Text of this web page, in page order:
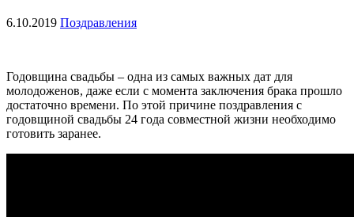
6.10.2019 Поздравления
Годовщина свадьбы – одна из самых важных дат для
молодоженов, даже если с момента заключения брака прошло
достаточно времени. По этой причине поздравления с
годовщиной свадьбы 24 года совместной жизни необходимо
готовить заранее.